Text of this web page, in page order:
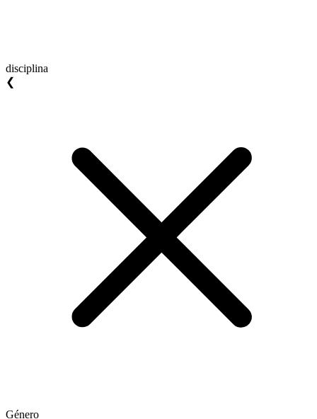
disciplina
❮
Género